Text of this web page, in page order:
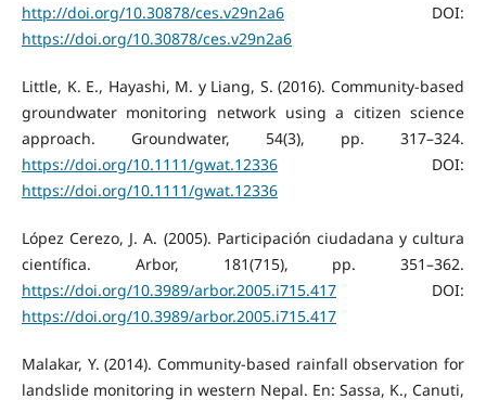
http://doi.org/10.30878/ces.v29n2a6DOI:
https://doi.org/10.30878/ces.v29n2a6
Little, K. E., Hayashi, M. y Liang, S. (2016). Community-based
groundwater monitoring network using a citizen science
approach. Groundwater, 54(3), pp. 317–324.
https://doi.org/10.1111/gwat.12336DOI:
https://doi.org/10.1111/gwat.12336
López Cerezo, J. A. (2005). Participación ciudadana y cultura
científica. Arbor, 181(715), pp. 351–362.
https://doi.org/10.3989/arbor.2005.i715.417DOI:
https://doi.org/10.3989/arbor.2005.i715.417
Malakar, Y. (2014). Community-based rainfall observation for
landslide monitoring in western Nepal. En: Sassa, K., Canuti,